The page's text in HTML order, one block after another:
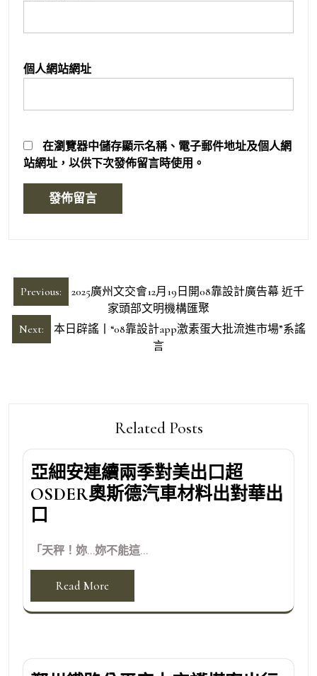
個人網站網址
在瀏覽器中儲存顯示名稱、電子郵件地址及個人網
站網址，以供下次發佈留言時使用。
文
章
導
Previous:
2025廣州文交會12月19日開08靠設計廣告幕 近千
家頭部文明機構匯聚
Next:
本日辟謠丨“08靠設計app激素蛋大批流進市場”系謠
言
Related Posts
亞細安連續兩季對美出口超
OSDER奧斯德汽車材料出對華出
口
「天秤！妳…妳不能這...
Read More